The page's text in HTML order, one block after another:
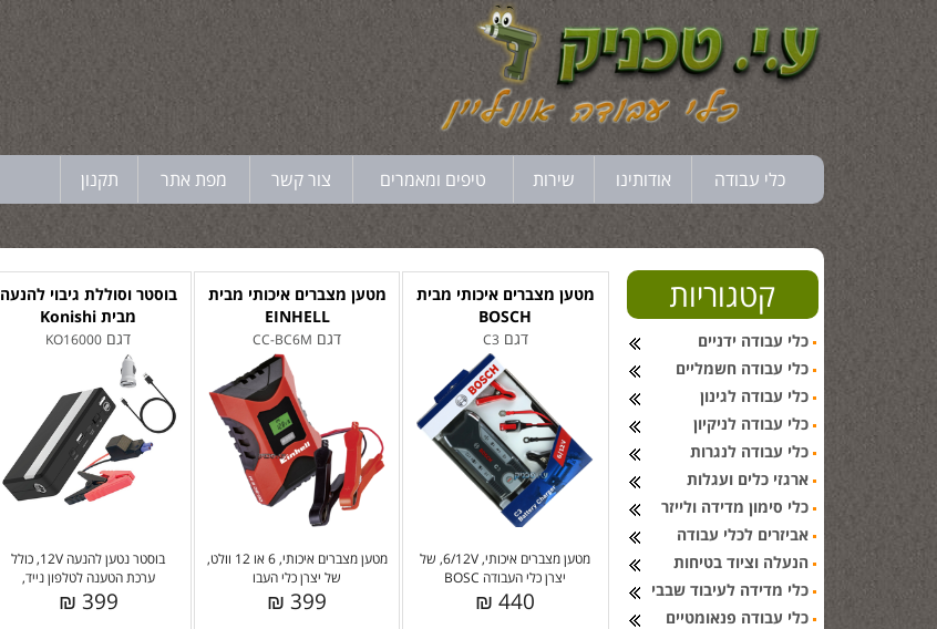
כלי עבודה אודותינו שירות טיפים ומאמרים צור קשר מפת אתר תקנון
בוסטר וסוללת גיבוי להנעה
מבית Konishi
דגם KO16000
בוסטר נטען להנעה 12V, כולל
ערכת הטענה לטלפון נייד,
399 ₪
מטען מצברים איכותי מבית
EINHELL
דגם CC-BC6M
מטען מצברים איכותי, 6 או 12 וולט,
של יצרן כלי העבו
399 ₪
מטען מצברים איכותי מבית
BOSCH
דגם C3
מטען מצברים איכותי, 6/12V, של
יצרן כלי העבודה BOSC
440 ₪
קטגוריות
כלי עבודה ידניים
כלי עבודה חשמליים
כלי עבודה לגינון
כלי עבודה לניקיון
כלי עבודה לנגרות
ארגזי כלים ועגלות
כלי סימון מדידה ולייזר
אביזרים לכלי עבודה
הנעלה וציוד בטיחות
כלי מדידה לעיבוד שבבי
כלי עבודה פנאומטיים